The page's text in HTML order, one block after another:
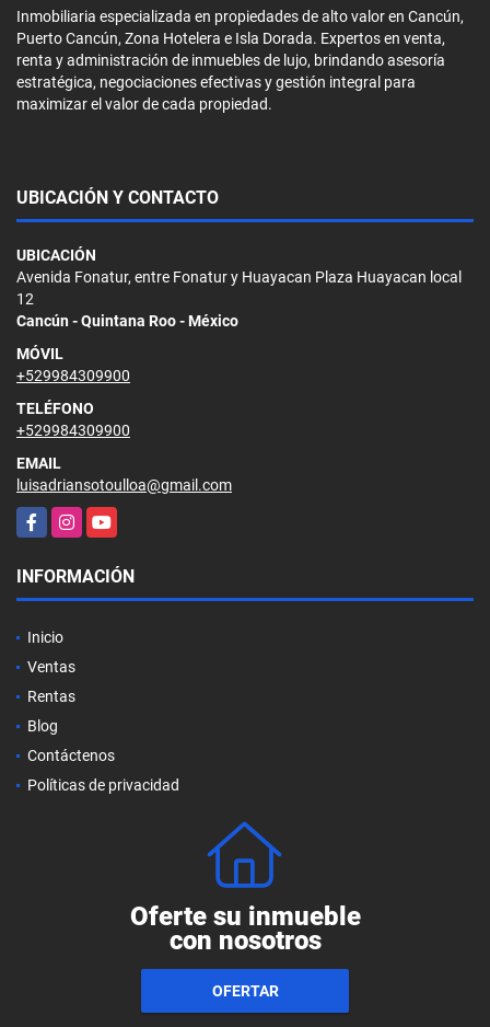
Inmobiliaria especializada en propiedades de alto valor en Cancún,
Puerto Cancún, Zona Hotelera e Isla Dorada. Expertos en venta,
renta y administración de inmuebles de lujo, brindando asesoría
estratégica, negociaciones efectivas y gestión integral para
maximizar el valor de cada propiedad.
UBICACIÓN Y CONTACTO
UBICACIÓN
Avenida Fonatur, entre Fonatur y Huayacan Plaza Huayacan local
12
Cancún - Quintana Roo - México
MÓVIL
+529984309900
TELÉFONO
+529984309900
EMAIL
luisadriansotoulloa@gmail.com
FacebookInstagramYouTube
INFORMACIÓN
Inicio
Ventas
Rentas
Blog
Contáctenos
Políticas de privacidad
Oferte su inmueble
con nosotros
OFERTAR